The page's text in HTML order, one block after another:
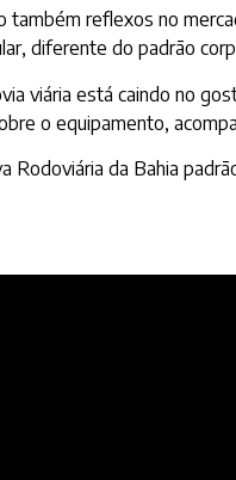
também reflexos no
diferente do padrão
viária está caindo no
o equipamento,
Rodoviária da Bahia